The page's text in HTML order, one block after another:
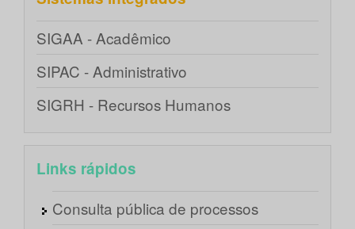
SIGAA - Acadêmico
SIPAC - Administrativo
SIGRH - Recursos Humanos
Links rápidos
Consulta pública de processos